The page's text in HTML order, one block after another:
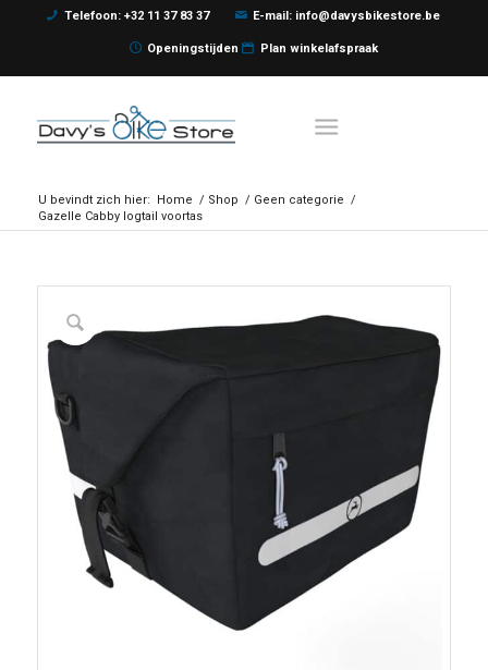
Telefoon: +32 11 37 83 37 E-mail: info@davysbikestore.be
Openingstijden Plan winkelafspraak
U bevindt zich hier: Home / Shop / Geen categorie /
Gazelle Cabby logtail voortas